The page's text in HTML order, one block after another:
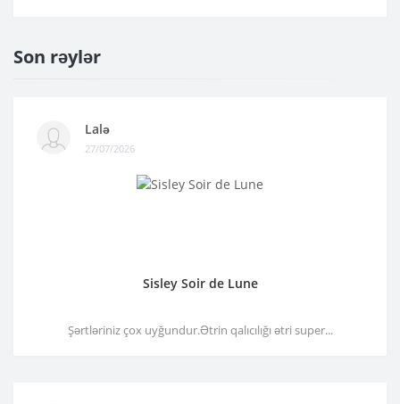
Son rəylər
Lalə
27/07/2026
Sisley Soir de Lune
Şərtləriniz çox uyğundur.Ətrin qalıcılığı ətri super...